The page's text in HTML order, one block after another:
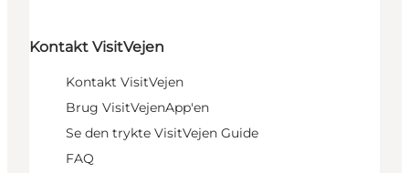
Kontakt VisitVejen
Kontakt VisitVejen
Brug VisitVejenApp'en
Se den trykte VisitVejen Guide
FAQ